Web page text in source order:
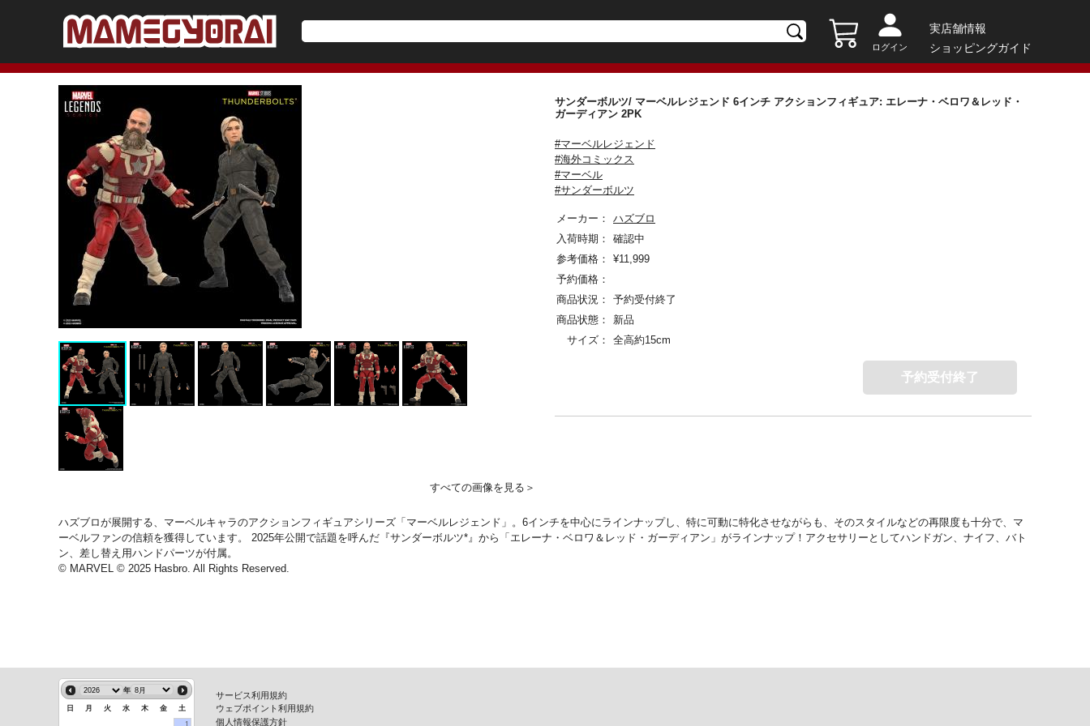
ログイン
実店舗情報
ショッピングガイド
すべての画像を見る＞
サンダーボルツ/ マーベルレジェンド 6インチ アクションフィギュア: エレーナ・ベロワ＆レッド・
ガーディアン 2PK
#マーベルレジェンド
#海外コミックス
#マーベル
#サンダーボルツ
メーカー：
ハズブロ
入荷時期：
確認中
参考価格：
¥11,999
予約価格：
商品状況：
予約受付終了
商品状態：
新品
サイズ：
全高約15cm
予約受付終了
ハズブロが展開する、マーベルキャラのアクションフィギュアシリーズ「マーベルレジェンド」。6インチを中心にラインナップし、特に可動に特化させながらも、そのスタイルなどの再限度も十分で、マ
ーベルファンの信頼を獲得しています。 2025年公開で話題を呼んだ『サンダーボルツ*』から「エレーナ・ベロワ＆レッド・ガーディアン」がラインナップ！アクセサリーとしてハンドガン、ナイフ、バト
ン、差し替え用ハンドパーツが付属。
© MARVEL © 2025 Hasbro. All Rights Reserved.
年
日 月 火 水 木 金
土
1
サービス利用規約
ウェブポイント利用規約
個人情報保護方針